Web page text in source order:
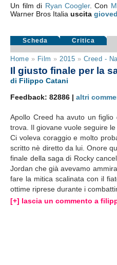
Un film di Ryan Coogler. Con
Warner Bros Italiauscita
Scheda Critica
Home » Film » 2015 » Creed -
Il giusto finale per la
di Filippo Catani
Feedback: 82886 |altri
Apollo Creed ha avuto un
trova. Il giovane vuole seguire
Ci voleva coraggio e molto
scritto nè diretto da lui. Onore
finale della saga di Rocky
Jordan che già avevamo
fare la mitica scalinata con il
ottime riprese durante i
[+] lascia un commento a